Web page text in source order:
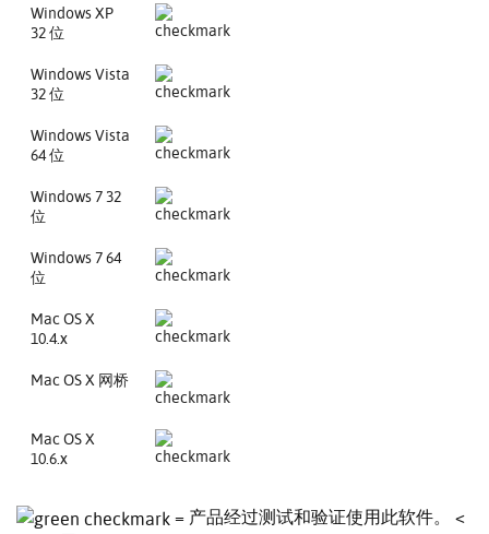
Windows XP
32 位
Windows Vista
32 位
Windows Vista
64 位
Windows 7 32
位
Windows 7 64
位
Mac OS X
10.4.x
Mac OS X 网桥
Mac OS X
10.6.x
= 产品经过测试和验证使用此软件。 <